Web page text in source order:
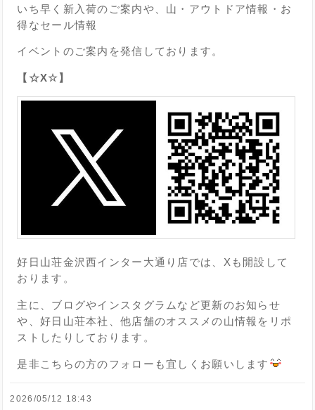
いち早く新入荷のご案内や、山・アウトドア情報・お
得なセール情報
イベントのご案内を発信しております。
【☆X☆】
好日山荘金沢西インター大通り店では、Xも開設して
おります。
主に、ブログやインスタグラムなど更新のお知らせ
や、好日山荘本社、他店舗のオススメの山情報をリポ
ストしたりしております。
是非こちらの方のフォローも宜しくお願いします
2026/05/12 18:43